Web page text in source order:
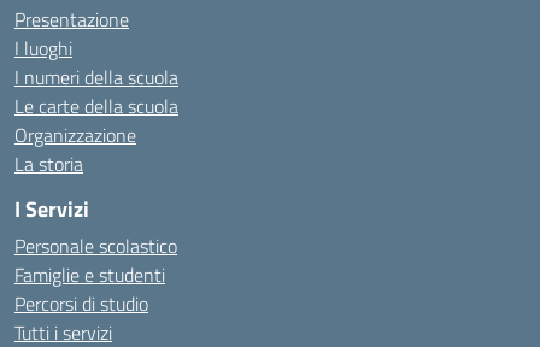
Presentazione
I luoghi
I numeri della scuola
Le carte della scuola
Organizzazione
La storia
I Servizi
Personale scolastico
Famiglie e studenti
Percorsi di studio
Tutti i servizi